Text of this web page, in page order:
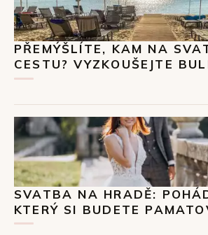
PŘEMÝŠLÍTE, KAM NA
CESTU? VYZKOUŠEJTE
SVATBA NA HRADĚ:
KTERÝ SI BUDETE